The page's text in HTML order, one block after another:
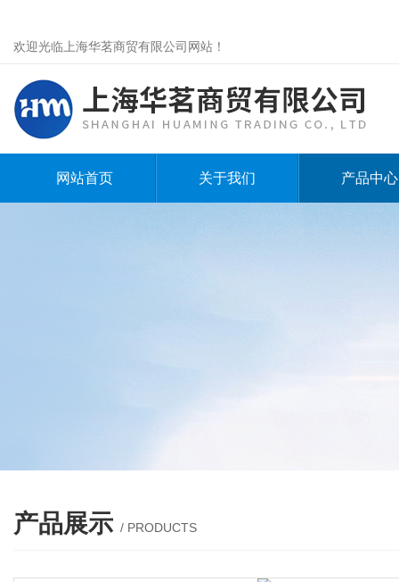
欢迎光临上海华茗商贸有限公司网站！
网站首页 关于我们 产品中心
产品展示 / PRODUCTS